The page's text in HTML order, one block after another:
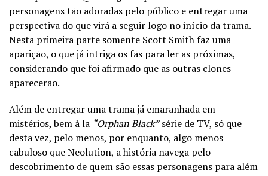
personagens tão adoradas pelo público e entregar uma
perspectiva do que virá a seguir logo no início da trama.
Nesta primeira parte somente Scott Smith faz uma
aparição, o que já intriga os fãs para ler as próximas,
considerando que foi afirmado que as outras clones
aparecerão.
Além de entregar uma trama já emaranhada em
mistérios, bem à la “Orphan Black”série de TV, só que
desta vez, pelo menos, por enquanto, algo menos
cabuloso que Neolution, a história navega pelo
descobrimento de quem são essas personagens para além